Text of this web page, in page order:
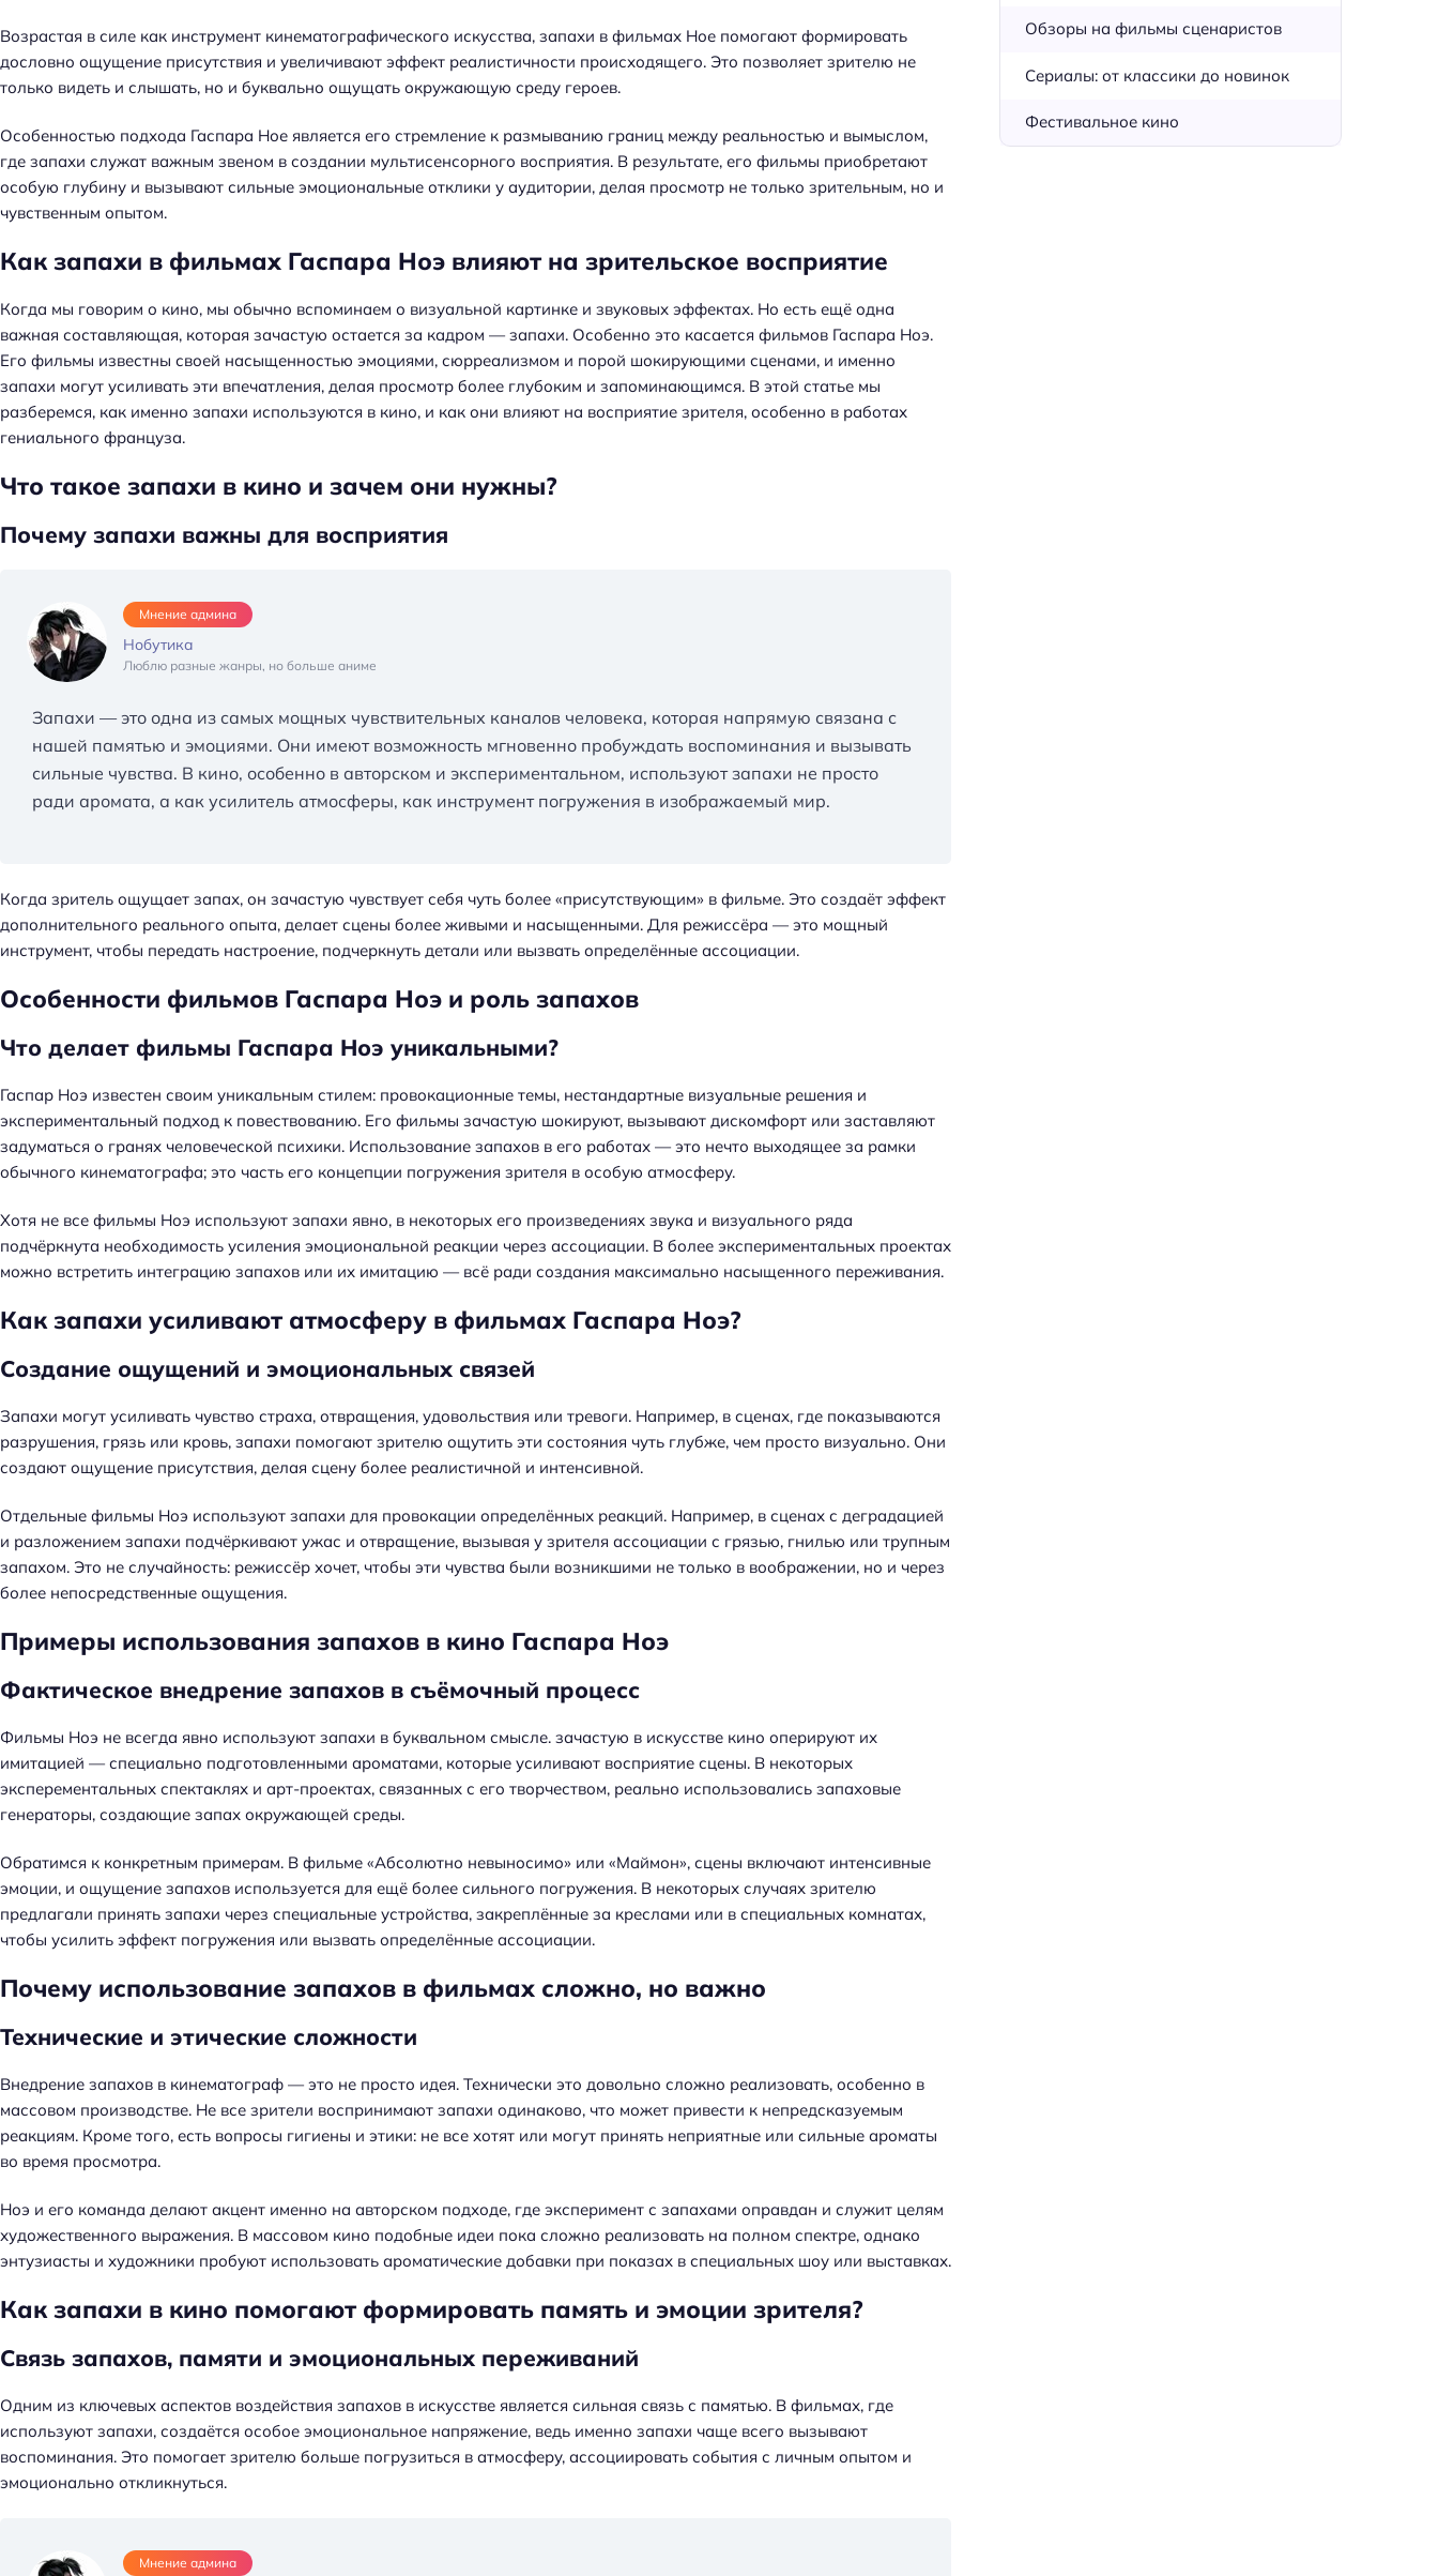
Возрастая в силе как инструмент кинематографического искусства, запахи в фильмах Ное помогают формировать
дословно ощущение присутствия и увеличивают эффект реалистичности происходящего. Это позволяет зрителю не
только видеть и слышать, но и буквально ощущать окружающую среду героев.
Особенностью подхода Гаспара Ное является его стремление к размыванию границ между реальностью и вымыслом,
где запахи служат важным звеном в создании мультисенсорного восприятия. В результате, его фильмы приобретают
особую глубину и вызывают сильные эмоциональные отклики у аудитории, делая просмотр не только зрительным, но и
чувственным опытом.
Как запахи в фильмах Гаспара Ноэ влияют на зрительское восприятие
Когда мы говорим о кино, мы обычно вспоминаем о визуальной картинке и звуковых эффектах. Но есть ещё одна
важная составляющая, которая зачастую остается за кадром — запахи. Особенно это касается фильмов Гаспара Ноэ.
Его фильмы известны своей насыщенностью эмоциями, сюрреализмом и порой шокирующими сценами, и именно
запахи могут усиливать эти впечатления, делая просмотр более глубоким и запоминающимся. В этой статье мы
разберемся, как именно запахи используются в кино, и как они влияют на восприятие зрителя, особенно в работах
гениального француза.
Что такое запахи в кино и зачем они нужны?
Почему запахи важны для восприятия
Мнение админа
Нобутика
Люблю разные жанры, но больше аниме
Запахи — это одна из самых мощных чувствительных каналов человека, которая напрямую связана с
нашей памятью и эмоциями. Они имеют возможность мгновенно пробуждать воспоминания и вызывать
сильные чувства. В кино, особенно в авторском и экспериментальном, используют запахи не просто
ради аромата, а как усилитель атмосферы, как инструмент погружения в изображаемый мир.
Когда зритель ощущает запах, он зачастую чувствует себя чуть более «присутствующим» в фильме. Это создаёт эффект
дополнительного реального опыта, делает сцены более живыми и насыщенными. Для режиссёра — это мощный
инструмент, чтобы передать настроение, подчеркнуть детали или вызвать определённые ассоциации.
Особенности фильмов Гаспара Ноэ и роль запахов
Что делает фильмы Гаспара Ноэ уникальными?
Гаспар Ноэ известен своим уникальным стилем: провокационные темы, нестандартные визуальные решения и
экспериментальный подход к повествованию. Его фильмы зачастую шокируют, вызывают дискомфорт или заставляют
задуматься о гранях человеческой психики. Использование запахов в его работах — это нечто выходящее за рамки
обычного кинематографа; это часть его концепции погружения зрителя в особую атмосферу.
Хотя не все фильмы Ноэ используют запахи явно, в некоторых его произведениях звука и визуального ряда
подчёркнута необходимость усиления эмоциональной реакции через ассоциации. В более экспериментальных проектах
можно встретить интеграцию запахов или их имитацию — всё ради создания максимально насыщенного переживания.
Как запахи усиливают атмосферу в фильмах Гаспара Ноэ?
Создание ощущений и эмоциональных связей
Запахи могут усиливать чувство страха, отвращения, удовольствия или тревоги. Например, в сценах, где показываются
разрушения, грязь или кровь, запахи помогают зрителю ощутить эти состояния чуть глубже, чем просто визуально. Они
создают ощущение присутствия, делая сцену более реалистичной и интенсивной.
Отдельные фильмы Ноэ используют запахи для провокации определённых реакций. Например, в сценах с деградацией
и разложением запахи подчёркивают ужас и отвращение, вызывая у зрителя ассоциации с грязью, гнилью или трупным
запахом. Это не случайность: режиссёр хочет, чтобы эти чувства были возникшими не только в воображении, но и через
более непосредственные ощущения.
Примеры использования запахов в кино Гаспара Ноэ
Фактическое внедрение запахов в съёмочный процесс
Фильмы Ноэ не всегда явно используют запахи в буквальном смысле. зачастую в искусстве кино оперируют их
имитацией — специально подготовленными ароматами, которые усиливают восприятие сцены. В некоторых
эксперементальных спектаклях и арт-проектах, связанных с его творчеством, реально использовались запаховые
генераторы, создающие запах окружающей среды.
Обратимся к конкретным примерам. В фильме «Абсолютно невыносимо» или «Маймон», сцены включают интенсивные
эмоции, и ощущение запахов используется для ещё более сильного погружения. В некоторых случаях зрителю
предлагали принять запахи через специальные устройства, закреплённые за креслами или в специальных комнатах,
чтобы усилить эффект погружения или вызвать определённые ассоциации.
Почему использование запахов в фильмах сложно, но важно
Технические и этические сложности
Внедрение запахов в кинематограф — это не просто идея. Технически это довольно сложно реализовать, особенно в
массовом производстве. Не все зрители воспринимают запахи одинаково, что может привести к непредсказуемым
реакциям. Кроме того, есть вопросы гигиены и этики: не все хотят или могут принять неприятные или сильные ароматы
во время просмотра.
Ноэ и его команда делают акцент именно на авторском подходе, где эксперимент с запахами оправдан и служит целям
художественного выражения. В массовом кино подобные идеи пока сложно реализовать на полном спектре, однако
энтузиасты и художники пробуют использовать ароматические добавки при показах в специальных шоу или выставках.
Как запахи в кино помогают формировать память и эмоции зрителя?
Связь запахов, памяти и эмоциональных переживаний
Одним из ключевых аспектов воздействия запахов в искусстве является сильная связь с памятью. В фильмах, где
используют запахи, создаётся особое эмоциональное напряжение, ведь именно запахи чаще всего вызывают
воспоминания. Это помогает зрителю больше погрузиться в атмосферу, ассоциировать события с личным опытом и
эмоционально откликнуться.
Мнение админа
Обзоры на фильмы сценаристов
Сериалы: от классики до новинок
Фестивальное кино
Н
а
й
т
: